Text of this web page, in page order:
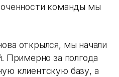
команды мы
открылся, мы начали
Примерно за полгода
клиентскую базу, а